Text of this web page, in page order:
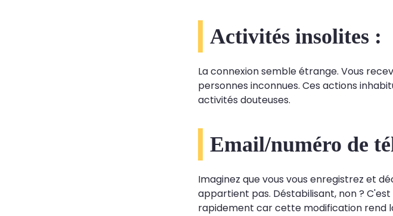
Activités insolites :
La connexion semble étrange. Vous
personnes inconnues. Ces actions
activités douteuses.
Email/numéro de
Imaginez que vous vous enregistrez et
appartient pas. Déstabilisant, non ?
rapidement car cette modification rend